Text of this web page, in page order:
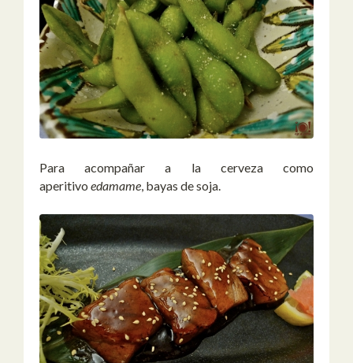
Para acompañar a la cerveza como
aperitivo edamame, bayas de soja.